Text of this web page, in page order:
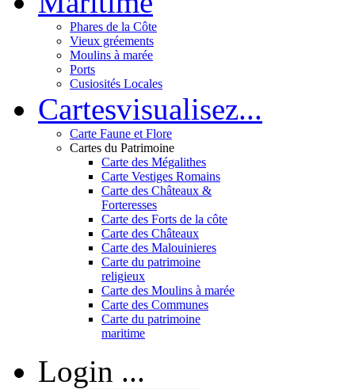
Phares de la Côte
Vieux gréements
Moulins à marée
Ports
Cusiosités Locales
Cartesvisualisez...
Carte Faune et Flore
Cartes du Patrimoine
Carte des Mégalithes
Carte Vestiges Romains
Carte des Châteaux &
Forteresses
Carte des Forts de la côte
Carte des Châteaux
Carte des Malouinieres
Carte du patrimoine
religieux
Carte des Moulins à marée
Carte des Communes
Carte du patrimoine
maritime
Login ...